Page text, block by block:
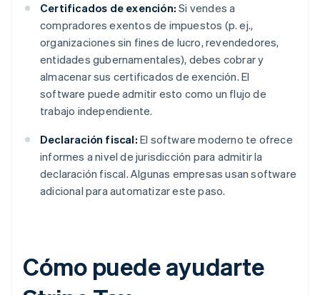
Certificados de exención: Si vendes a
compradores exentos de impuestos (p. ej.,
organizaciones sin fines de lucro, revendedores,
entidades gubernamentales), debes cobrar y
almacenar sus certificados de exención. El
software puede admitir esto como un flujo de
trabajo independiente.
Declaración fiscal: El software moderno te ofrece
informes a nivel de jurisdicción para admitir la
declaración fiscal. Algunas empresas usan software
adicional para automatizar este paso.
Cómo puede ayudarte